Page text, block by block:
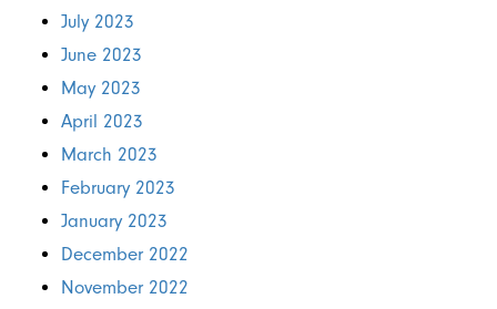
July 2023
June 2023
May 2023
April 2023
March 2023
February 2023
January 2023
December 2022
November 2022